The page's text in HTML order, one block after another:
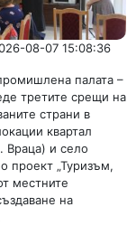
08-07 15:08:36
палата –
третите срещи на
страни в
квартал
Враца) и село
проект „Туризъм,
местните
на